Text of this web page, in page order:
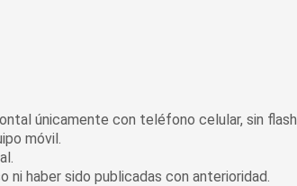
únicamente con teléfono celular, sin flash
móvil.
ni haber sido publicadas con anterioridad.